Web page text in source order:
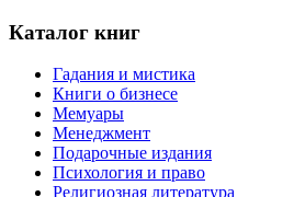
Каталог книг
Гадания и мистика
Книги о бизнесе
Мемуары
Менеджмент
Подарочные издания
Психология и право
Религиозная литература